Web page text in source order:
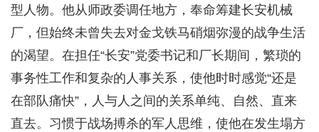
型人物。他从师政委调任地方，奉命筹建长安机械
厂，但始终未曾失去对金戈铁马硝烟弥漫的战争生活
的渴望。在担任“长安”党委书记和厂长期间，繁琐的
事务性工作和复杂的人事关系，使他时时感觉“还是
在部队痛快”，人与人之间的关系单纯、自然、直来
直去。习惯于战场搏杀的军人思维，使他在发生塌方